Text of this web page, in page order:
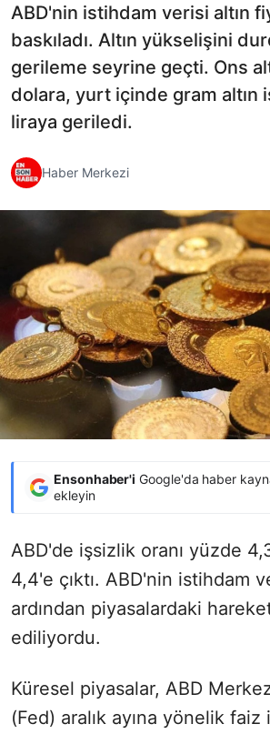
ABD'nin istihdam verisi altın
baskıladı. Altın yükselişini
gerileme seyrine geçti. Ons
dolara, yurt içinde gram altın
liraya geriledi.
Haber Merkezi
Ensonhaber'i Google'da haber
ekleyin
ABD'de işsizlik oranı yüzde
4,4'e çıktı. ABD'nin istihdam
ardından piyasalardaki
ediliyordu.
Küresel piyasalar, ABD
(Fed) aralık ayına yönelik faiz